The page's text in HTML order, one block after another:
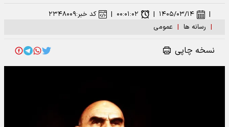
| رسانه ها | عمومی
| ۱۴۰۵/۰۳/۱۴ | ۰۰:۰۱:۰۲ | کد خبر:۲۳۴۸۰۰۹
نسخه چاپی